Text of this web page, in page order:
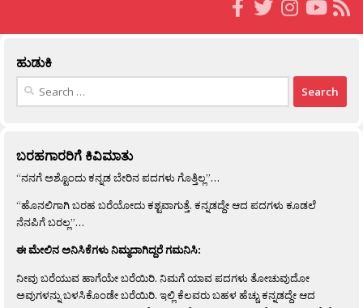
ಹುಡುಕಿ
Search
ಬರಹಗಾರರಿಗೆ ಕಿವಿಮಾತು
“ನನಗೆ ಅಶ್ಟೊಂದು ಕನ್ನಡ ಬೇರಿನ ಪದಗಳು ಗೊತ್ತಿಲ್ಲ”…
“ಹೊನಲಿಗಾಗಿ ಬರಹ ಬರೆಯೋದು ಕಶ್ಟವಾಗುತ್ತೆ. ಕನ್ನಡದ್ದೇ ಆದ ಪದಗಳು ಕೂಡಲೆ
ನೆನಪಿಗೆ ಬರಲ್ಲ”…
ಈ ಮೇಲಿನ ಅನಿಸಿಕೆಗಳು ನಿಮ್ಮದಾಗಿದ್ದರೆ ಗಮನಿಸಿ:
ನೀವು ಬರೆಯುವ ಹಾಗೆಯೇ ಬರೆಯಿರಿ. ನಿಮಗೆ ಯಾವ ಪದಗಳು ತೋಚುವುದೋ
ಅವುಗಳನ್ನು ಬಳಸಿಕೊಂಡೇ ಬರೆಯಿರಿ. ಇಲ್ಲಿ ಕೆಲವರು ಬಹಳ ಹೆಚ್ಚು ಕನ್ನಡದ್ದೇ ಆದ